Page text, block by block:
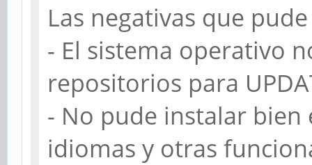
Las negativas que
- El sistema operativo
repositorios para
- No pude instalar bien
idiomas y otras